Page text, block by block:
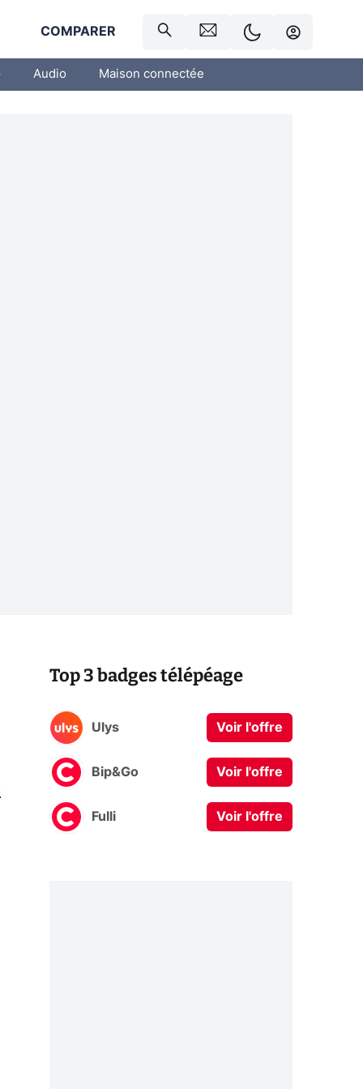
COMPARER
Audio Maison connectée
Top 3 badges télépéage
Ulys Voir l'offre
Bip&Go Voir l'offre
Fulli Voir l'offre